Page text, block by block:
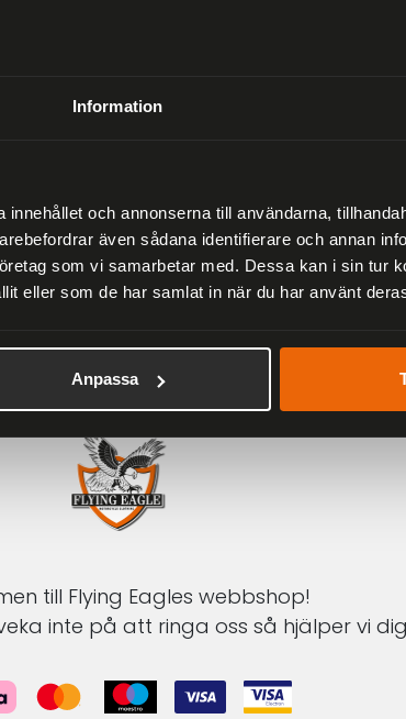
Information
och annonserna till användarna,
även sådana identifierare och annan
som vi samarbetar med. Dessa kan i sin tur
eller som de har samlat in när du har använt
Anpassa
Touring/Enduro MC-byxa
1-3 DAGAR LEVERANS
till Flying Eagles webbshop!
inte på att ringa oss så hjälper vi